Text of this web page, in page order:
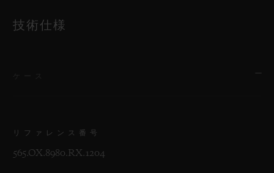
技術仕様
リファレンス番号
565.OX.8980.RX.1204